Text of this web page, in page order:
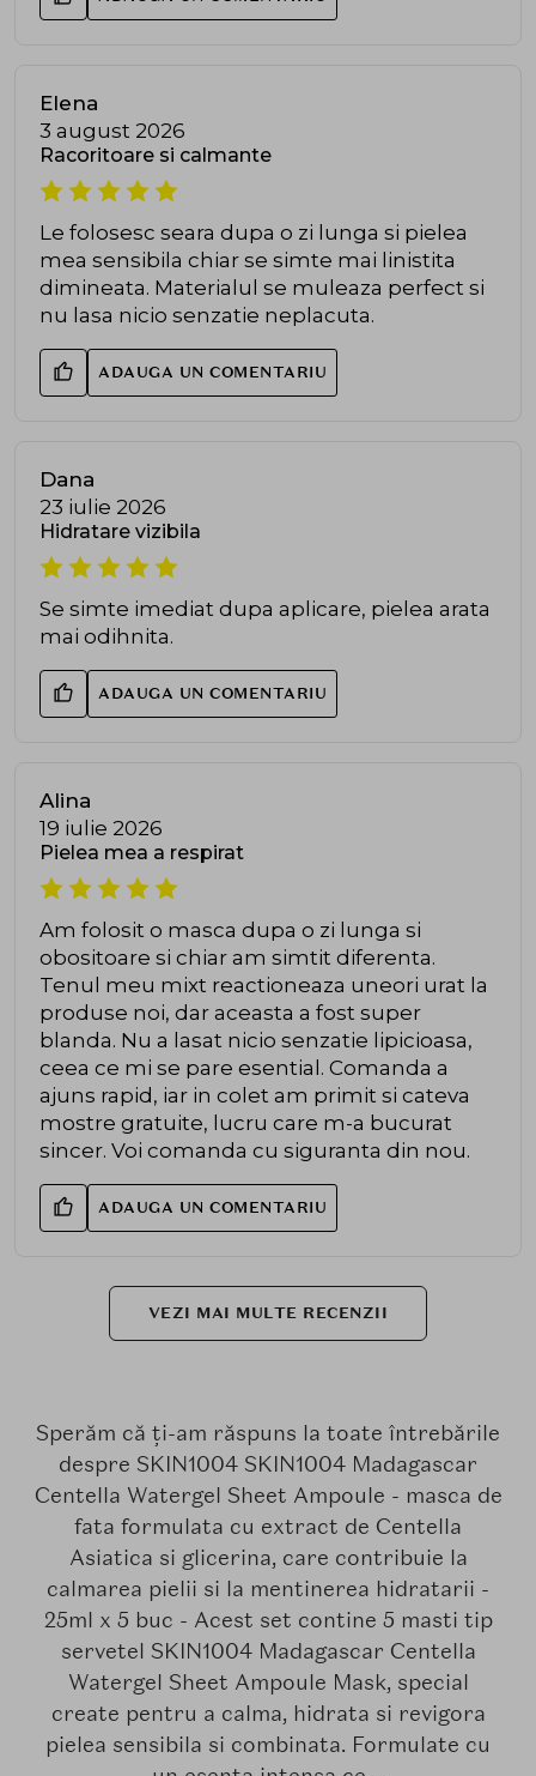
Elena
3 august 2026
Racoritoare si calmante
Le folosesc seara dupa o zi lunga si pielea
mea sensibila chiar se simte mai linistita
dimineata. Materialul se muleaza perfect si
nu lasa nicio senzatie neplacuta.
ADAUGA UN COMENTARIU
Dana
23 iulie 2026
Hidratare vizibila
Se simte imediat dupa aplicare, pielea arata
mai odihnita.
ADAUGA UN COMENTARIU
Alina
19 iulie 2026
Pielea mea a respirat
Am folosit o masca dupa o zi lunga si
obositoare si chiar am simtit diferenta.
Tenul meu mixt reactioneaza uneori urat la
produse noi, dar aceasta a fost super
blanda. Nu a lasat nicio senzatie lipicioasa,
ceea ce mi se pare esential. Comanda a
ajuns rapid, iar in colet am primit si cateva
mostre gratuite, lucru care m-a bucurat
sincer. Voi comanda cu siguranta din nou.
ADAUGA UN COMENTARIU
VEZI MAI MULTE RECENZII
Sperăm că ți-am răspuns la toate întrebările
despre SKIN1004 SKIN1004 Madagascar
Centella Watergel Sheet Ampoule - masca de
fata formulata cu extract de Centella
Asiatica si glicerina, care contribuie la
calmarea pielii si la mentinerea hidratarii -
25ml x 5 buc - Acest set contine 5 masti tip
servetel SKIN1004 Madagascar Centella
Watergel Sheet Ampoule Mask, special
create pentru a calma, hidrata si revigora
pielea sensibila si combinata. Formulate cu